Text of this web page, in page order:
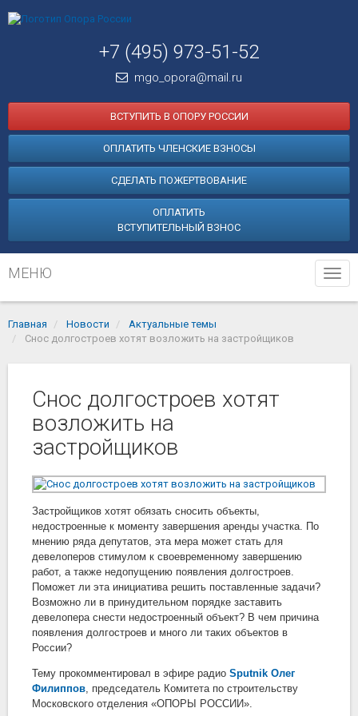
+7 (495) 973-51-52
mgo_opora@mail.ru
ВСТУПИТЬ В ОПОРУ РОССИИ
ОПЛАТИТЬ ЧЛЕНСКИЕ ВЗНОСЫ
СДЕЛАТЬ ПОЖЕРТВОВАНИЕ
ОПЛАТИТЬ
ВСТУПИТЕЛЬНЫЙ ВЗНОС
МЕНЮ
Главная Новости
Актуальные темы
Снос долгостроев хотят возложить на застройщиков
Снос долгостроев хотят
возложить на
застройщиков
Застройщиков хотят обязать сносить объекты,
недостроенные к моменту завершения аренды участка. По
мнению ряда депутатов, эта мера может стать для
девелоперов стимулом к своевременному завершению
работ, а также недопущению появления долгостроев.
Поможет ли эта инициатива решить поставленные задачи?
Возможно ли в принудительном порядке заставить
девелопера снести недостроенный объект? В чем причина
появления долгостроев и много ли таких объектов в
России?
Тему прокомментировал в эфире радио Sputnik Олег
Филиппов, председатель Комитета по строительству
Московского отделения «ОПОРЫ РОССИИ».